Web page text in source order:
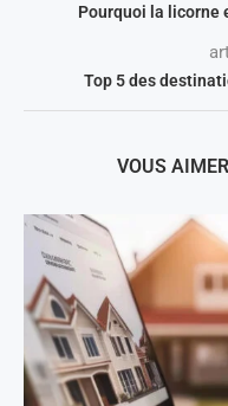
Pourquoi la licorne
Top 5 des
VOUS